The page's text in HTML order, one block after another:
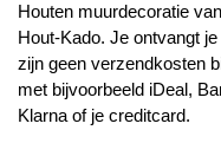
Houten muurdecoratie
Hout-Kado. Je ontvangt
zijn geen verzendkosten
met bijvoorbeeld iDeal,
Klarna of je creditcard.